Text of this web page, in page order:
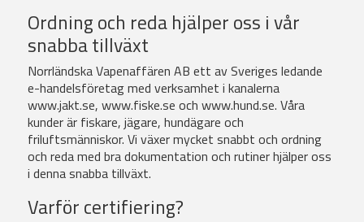
Ordning och reda hjälper oss i vår
snabba tillväxt
Norrländska Vapenaffären AB ett av Sveriges ledande
e-handelsföretag med verksamhet i kanalerna
www.jakt.se, www.fiske.se och www.hund.se. Våra
kunder är fiskare, jägare, hundägare och
friluftsmänniskor. Vi växer mycket snabbt och ordning
och reda med bra dokumentation och rutiner hjälper oss
i denna snabba tillväxt.
Varför certifiering?